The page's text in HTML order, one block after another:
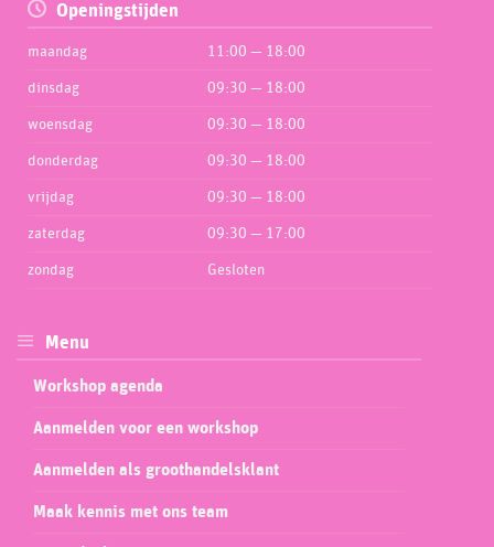
Openingstijden
maandag 11:00 — 18:00
dinsdag 09:30 — 18:00
woensdag 09:30 — 18:00
donderdag 09:30 — 18:00
vrijdag 09:30 — 18:00
zaterdag 09:30 — 17:00
zondag Gesloten
Menu
Workshop agenda
Aanmelden voor een workshop
Aanmelden als groothandelsklant
Maak kennis met ons team